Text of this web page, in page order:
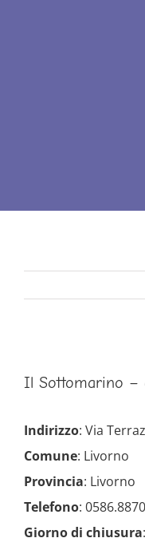
immagine
Il Sottomarino –
Indirizzo: Via
Comune: Livorno
Provincia: Livorno
Telefono:
Giorno di chiusura